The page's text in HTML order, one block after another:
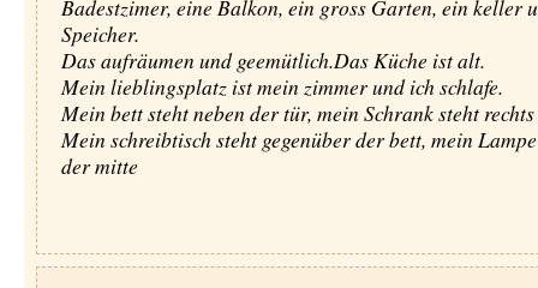
Badestzimer, eine Balkon, ein gross Garten, ein keller
Speicher.
Das aufräumen und geemütlich.Das Küche ist alt.
Mein lieblingsplatz ist mein zimmer und ich schlafe.
Mein bett steht neben der tür, mein Schrank steht
Mein schreibtisch steht gegenüber der bett, mein
der mitte